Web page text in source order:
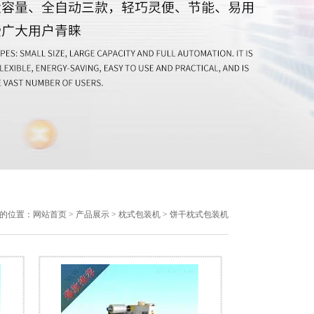
位置： 网站首页 > 产品展示 > 枕式包装机 > 饼干枕式包装机